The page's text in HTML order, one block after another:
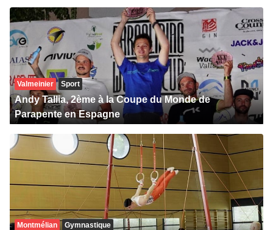
Valmeinier Sport
Andy Tallia, 2ème à la Coupe du Monde de
Parapente en Espagne
Montmélian Gymnastique